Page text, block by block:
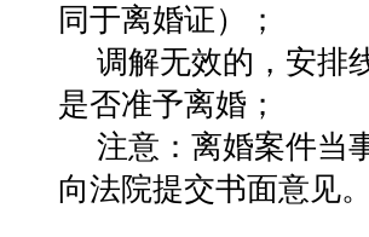
同于离婚证）；
调解无效的，安排
是否准予离婚；
注意：离婚案件当
向法院提交书面意见。